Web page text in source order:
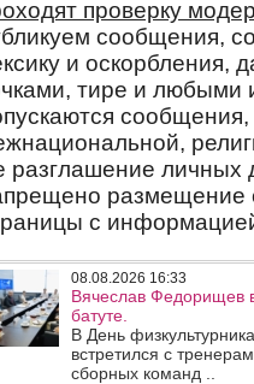
08.08.2026 16:33
Вячеслав Федорищев
батуте.
В День
встретился с
сборных команд ..